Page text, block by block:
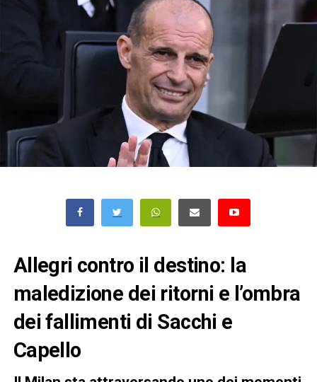
Allegri contro il destino: la
maledizione dei ritorni e l’ombra
dei fallimenti di Sacchi e
Capello